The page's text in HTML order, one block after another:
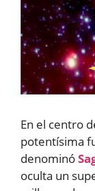
En el centro
potentísima
denominó
oculta un